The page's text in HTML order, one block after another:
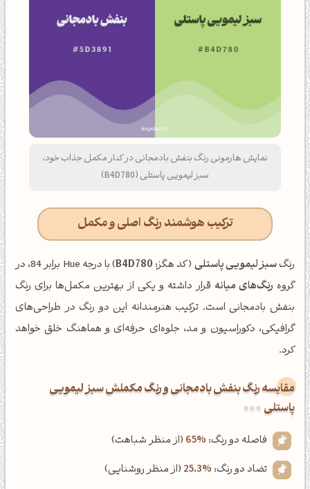
نمایش هارمونی رنگ بنفش بادمجانی در کنار مکمل جذاب خود،
سبز لیمویی پاستلی (B4D780)
ترکیب هوشمند رنگ اصلی و مکمل
رنگسبز لیمویی پاستلی (کد هگز: B4D780
) با درجه Hue برابر 84، در
گروه رنگ‌های میانه قرار داشته و یکی از بهترین مکمل‌ها برای رنگ
بنفش بادمجانی است. ترکیب هنرمندانه این دو رنگ در طراحی‌های
گرافیکی، دکوراسیون و مد، جلوه‌ای حرفه‌ای و هماهنگ خلق خواهد
کرد.
‌مقایسه رنگ بنفش بادمجانی و رنگ مکملش سبز لیمویی
پاستلی
فاصله دو رنگ: 65% (از منظر شباهت)
تضاد دو رنگ: 25.3% (از منظر روشنایی)